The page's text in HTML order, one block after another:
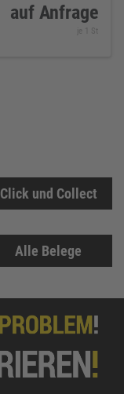
auf Anfrage
je 1 St
Click und Collect
Alle Belege